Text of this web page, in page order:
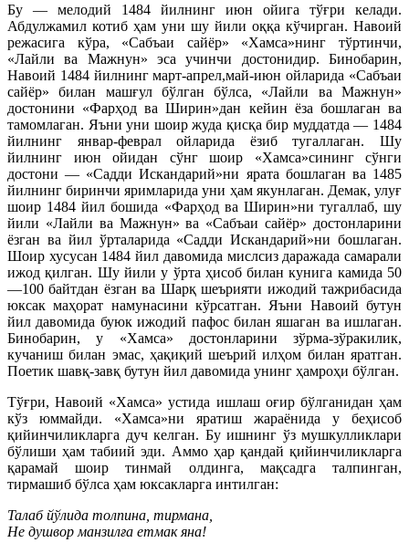
Бу — мелодий 1484 йилнинг июн ойига тўғри келади.
Абдулжамил котиб ҳам уни шу йили оққа кўчирган. Навоий
режасига кўра, «Сабъаи сайёр» «Хамса»нинг тўртинчи,
«Лайли ва Мажнун» эса учинчи достонидир. Бинобарин,
Навоий 1484 йилнинг март-апрел,май-июн ойларида «Сабъаи
сайёр» билан машғул бўлган бўлса, «Лайли ва Мажнун»
достонини «Фарҳод ва Ширин»дан кейин ёза бошлаган ва
тамомлаган. Яъни уни шоир жуда қисқа бир муддатда — 1484
йилнинг январ-феврал ойларида ёзиб тугаллаган. Шу
йилнинг июн ойидан сўнг шоир «Хамса»сининг сўнги
достони — «Садди Искандарий»ни ярата бошлаган ва 1485
йилнинг биринчи яримларида уни ҳам якунлаган. Демак, улуғ
шоир 1484 йил бошида «Фарҳод ва Ширин»ни тугаллаб, шу
йили «Лайли ва Мажнун» ва «Сабъаи сайёр» достонларини
ёзган ва йил ўрталарида «Садди Искандарий»ни бошлаган.
Шоир хусусан 1484 йил давомида мислсиз даражада самарали
ижод қилган. Шу йили у ўрта ҳисоб билан кунига камида 50
—100 байтдан ёзган ва Шарқ шеърияти ижодий тажрибасида
юксак маҳорат намунасини кўрсатган. Яъни Навоий бутун
йил давомида буюк ижодий пафос билан яшаган ва ишлаган.
Бинобарин, у «Хамса» достонларини зўрма-зўракилик,
кучаниш билан эмас, ҳақиқий шеърий илҳом билан яратган.
Поетик шавқ-завқ бутун йил давомида унинг ҳамроҳи бўлган.
Тўғри, Навоий «Хамса» устида ишлаш оғир бўлганидан ҳам
кўз юммайди. «Хамса»ни яратиш жараёнида у беҳисоб
қийинчиликларга дуч келган. Бу ишнинг ўз мушкулликлари
бўлиши ҳам табиий эди. Аммо ҳар қандай қийинчиликларга
қарамай шоир тинмай олдинга, мақсадга талпинган,
тирмашиб бўлса ҳам юксакларга интилган:
Талаб йўлида толпина, тирмана,
Не душвор манзилға етмак яна!